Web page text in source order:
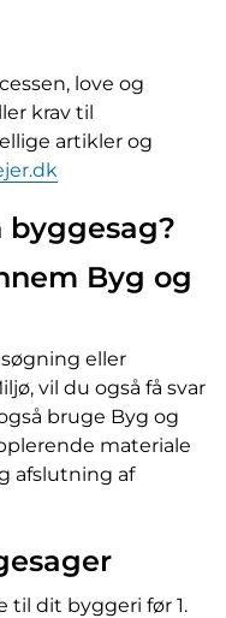
love og
krav til
artikler og
byggesag?
Byg og
eller
vil du også få svar
bruge Byg og
materiale
afslutning af
til dit byggeri før 1.